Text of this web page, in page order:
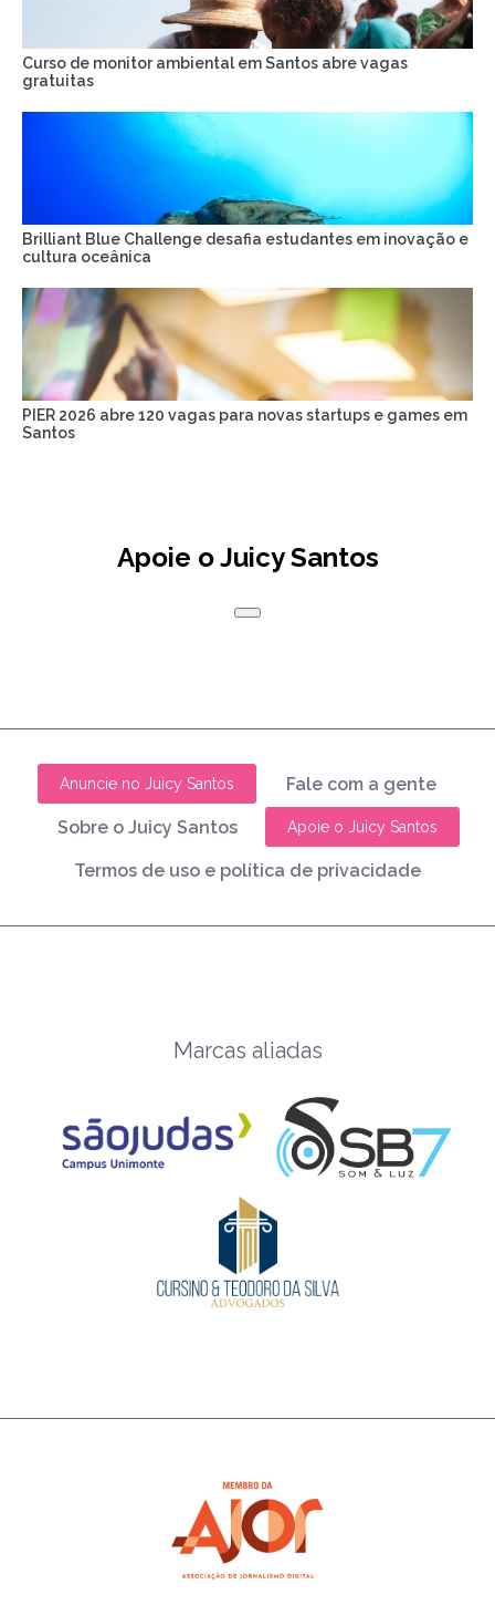
Curso de monitor ambiental em Santos abre vagas
gratuitas
Brilliant Blue Challenge desafia estudantes em inovação e
cultura oceânica
PIER 2026 abre 120 vagas para novas startups e games em
Santos
Apoie o Juicy Santos
Anuncie no Juicy Santos Fale com a gente
Sobre o Juicy Santos Apoie o Juicy Santos
Termos de uso e política de privacidade
Marcas aliadas